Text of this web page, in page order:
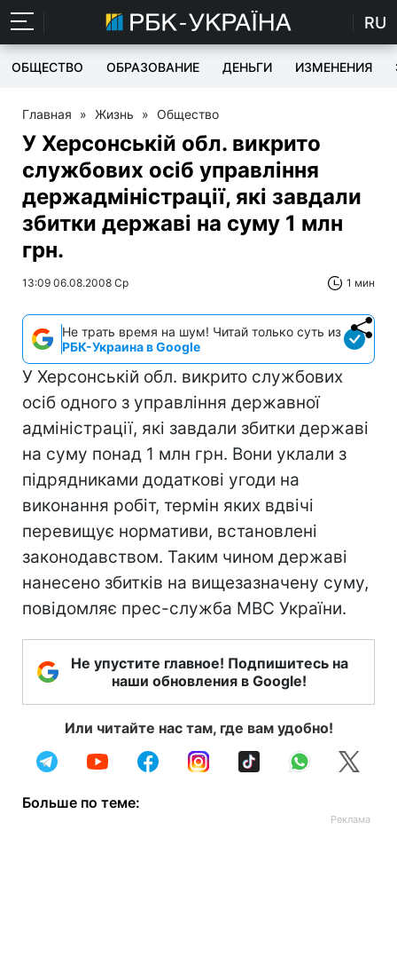
RU
ОБЩЕСТВО ОБРАЗОВАНИЕ ДЕНЬГИ ИЗМЕНЕНИЯ
Главная » Жизнь » Общество
У Херсонській обл. викрито
службових осіб управління
держадміністрації, які завдали
збитки державі на суму 1 млн
грн.
13:09 06.08.2008 Ср 1 мин
Не трать время на шум! Читай только суть из
РБК-Украина в Google
У Херсонській обл. викрито службових
осіб одного з управління державної
адміністрації, які завдали збитки державі
на суму понад 1 млн грн. Вони уклали з
підрядниками додаткові угоди на
виконання робіт, термін яких вдвічі
перевищує нормативи, встановлені
законодавством. Таким чином державі
нанесено збитків на вищезазначену суму,
повідомляє прес-служба МВС України.
Не упустите главное! Подпишитесь на
наши обновления в Google!
Или читайте нас там, где вам удобно!
Больше по теме: